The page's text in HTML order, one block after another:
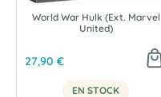
World War Hulk (Ext. Marvel
United)
27,90 €
EN STOCK